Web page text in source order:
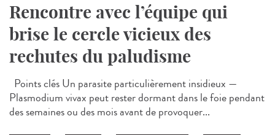
Rencontre avec l’équipe qui
brise le cercle vicieux des
rechutes du paludisme
Points clés Un parasite particulièrement insidieux —
Plasmodium vivax peut rester dormant dans le foie pendant
des semaines ou des mois avant de provoquer...